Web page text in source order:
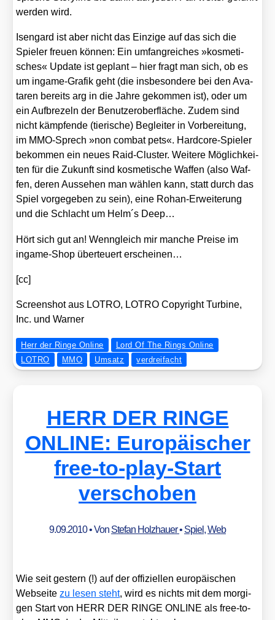
wer­den wird.
Isen­gard ist aber nicht das Ein­zi­ge auf das sich die
Spie­ler freu­en kön­nen: Ein umfang­rei­ches »kos­me­ti­
sches« Update ist geplant – hier fragt man sich, ob es
um ingame-Gra­fik geht (die ins­be­son­de­re bei den Ava­
ta­ren bereits arg in die Jah­re gekom­men ist), oder um
ein Auf­bre­zeln der Benut­zer­ober­flä­che. Zudem sind
nicht kämp­fen­de (tie­ri­sche) Beglei­ter in Vor­be­rei­tung,
im MMO-Sprech »non com­bat pets«. Hard­core-Spie­ler
bekom­men ein neu­es Raid-Clus­ter. Wei­te­re Mög­lich­kei­
ten für die Zukunft sind kos­me­ti­sche Waf­fen (also Waf­
fen, deren Aus­se­hen man wäh­len kann, statt durch das
Spiel vor­ge­ge­ben zu sein), eine Rohan-Erwei­te­rung
und die Schlacht um Helm´s Deep…
Hört sich gut an! Wenn­gleich mir man­che Prei­se im
ingame-Shop über­teu­ert erschei­nen…
[cc]
Screen­shot aus LOTRO, LOTRO Copy­right Tur­bi­ne,
Inc. und War­ner
Herr der Ringe Online
Lord Of The Rings Online
LOTRO
MMO Umsatz verdreifacht
HERR DER RINGE
ONLINE: Europäischer
free-to-play-Start
verschoben
9.09.2010• Von Stefan Holzhauer• Spiel,Web
Wie seit ges­tern (!) auf der offi­zi­el­len euro­päi­schen
Web­sei­tezu lesen steht, wird es nichts mit dem mor­gi­
gen Start von HERR DER RINGE ONLINE als free-to-